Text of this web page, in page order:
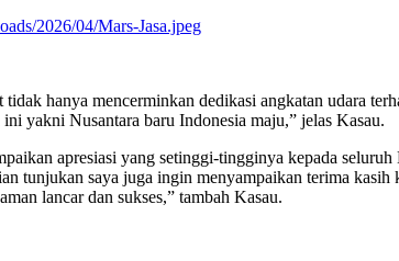
hanya mencerminkan dedikasi angkatan udara
yakni Nusantara baru Indonesia maju,” jelas Kasau.
apresiasi yang setinggi-tingginya kepada
tunjukan saya juga ingin menyampaikan terima
lancar dan sukses,” tambah Kasau.